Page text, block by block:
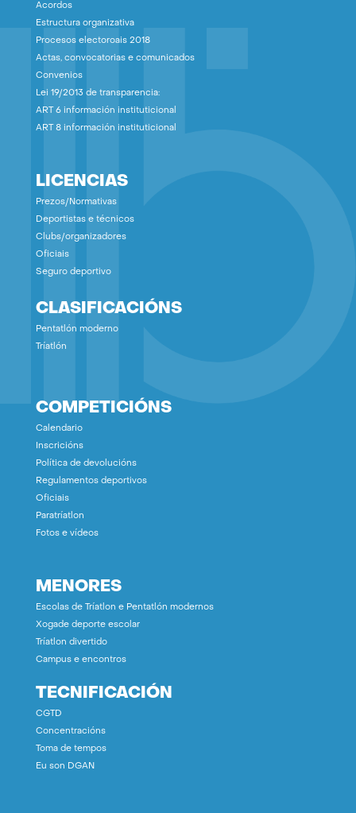
Acordos
Estructura organizativa
Procesos electoroais 2018
Actas, convocatorias e comunicados
Convenios
Lei 19/2013 de transparencia:
ART 6 información instituticional
ART 8 información instituticional
LICENCIAS
Prezos/Normativas
Deportistas e técnicos
Clubs/organizadores
Oficiais
Seguro deportivo
CLASIFICACIÓNS
Pentatlón moderno
Tríatlón
COMPETICIÓNS
Calendario
Inscricións
Política de devolucións
Regulamentos deportivos
Oficiais
Paratríatlon
Fotos e vídeos
MENORES
Escolas de Tríatlon e Pentatlón modernos
Xogade deporte escolar
Tríatlon divertido
Campus e encontros
TECNIFICACIÓN
CGTD
Concentracións
Toma de tempos
Eu son DGAN